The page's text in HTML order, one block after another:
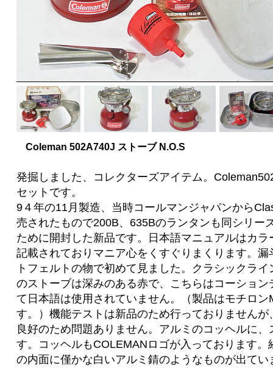
Coleman 502A740J ストーブ N.O.S
発掘しました、コレクターズアイテム。
セットです。
9４年の11月製造、当時コールマンジャパンから
売されたもので200B、635Bのランタンも同シリー
ために開封した新品です。日本語マニュアルはカ
記載されておりマニア心をくすぐりまくります。
トフェルトの物で初めて見ました。クラシックラ
のストーブは深みのある赤で、こちらはコーショ
て日本語は使用されていません。（製品はモチロン
す。）機能テストは新品のため行っておりません
良好のため問題ありません。アルミのコッヘルに
す。コッヘルもCOLEMANロゴが入っております。
の内面に僅かな白いアルミ錆のようなものが出て